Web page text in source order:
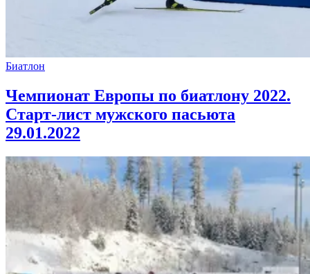
Биатлон
Чемпионат Европы по биатлону 2022.
Старт-лист мужского пасьюта
29.01.2022